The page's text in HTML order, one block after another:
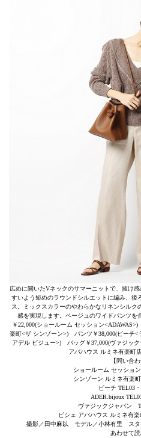
広めに開いたVネックのサマーニットで、抜け
すいよう短めのラウンドシルエットに編み、後
ス。ミックスカラーのやわらかなリネンシルク
感を実現します。ベージュのワイドパンツを
￥22,000(ショールーム セッション
楽町<ザ シンゾーン>) パンツ￥38,000(ピーチ
アデル ビジュー>) バッグ￥37,000(ヴァジッ
アバハウス ルミネ有楽町
【問い合わ
ショールーム セッショ
シンゾーン ルミネ有楽
ピーチ TEL03
ADER.bijoux
ヴァジックジャパン
ピシェ アバハウス ルミネ有
撮影／田中麻以 モデル／小林有里 ス
あわせて